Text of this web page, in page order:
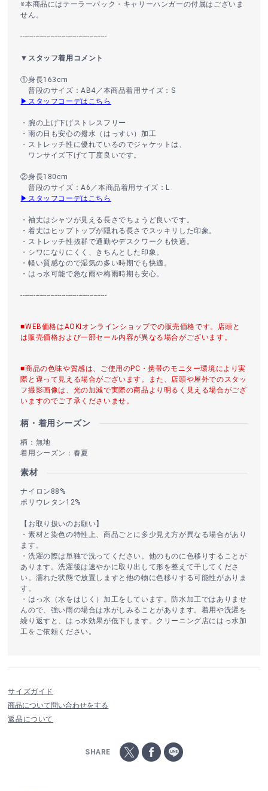
※本商品にはテーラーバック・キャリーハンガーの付属はございま
せん。
----------------------------------------
▼スタッフ着用コメント
①身長163cm
普段のサイズ：AB4／本商品着用サイズ：S
▶スタッフコーデはこちら
・腕の上げ下げストレスフリー
・雨の日も安心の撥水（はっすい）加工
・ストレッチ性に優れているのでジャケットは、
ワンサイズ下げて丁度良いです。
②身長180cm
普段のサイズ：A6／本商品着用サイズ：L
▶スタッフコーデはこちら
・袖丈はシャツが見える長さでちょうど良いです。
・着丈はヒップトップが隠れる長さでスッキリした印象。
・ストレッチ性抜群で通勤やデスクワークも快適。
・シワになりにくく、きちんとした印象。
・軽い質感なので湿気の多い時期でも快適。
・はっ水可能で急な雨や梅雨時期も安心。
----------------------------------------
■WEB価格はAOKIオンラインショップでの販売価格です。店頭と
は販売価格および一部セール内容が異なる場合がございます。
■商品の色味や質感は、ご使用のPC・携帯のモニター環境により実
際と違って見える場合がございます。また、店頭や屋外でのスタッ
フ撮影画像は、光の加減で実際の商品より明るく見える場合がござ
いますのでご了承くださいませ。
柄・着用シーズン
柄：無地
着用シーズン：春夏
素材
ナイロン88%
ポリウレタン12%
【お取り扱いのお願い】
・素材と染色の特性上、商品ごとに多少見え方が異なる場合があり
ます。
・洗濯の際は単独で洗ってください。他のものに色移りすることが
あります。洗濯後は速やかに取り出して形を整えて干してくださ
い。濡れた状態で放置しますと他の物に色移りする可能性がありま
す。
・はっ水（水をはじく）加工をしています。防水加工ではありませ
んので、強い雨の場合は水がしみることがあります。着用や洗濯を
繰り返すと、はっ水効果が低下します。クリーニング店にはっ水加
工をご依頼ください。
サイズガイド
商品について問い合わせをする
返品について
SHARE